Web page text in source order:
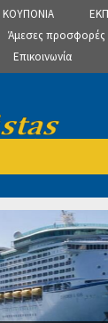
ΚΟΥΠΟΝΙΑ
Άμεσες προσφορές
Επικοινωνία